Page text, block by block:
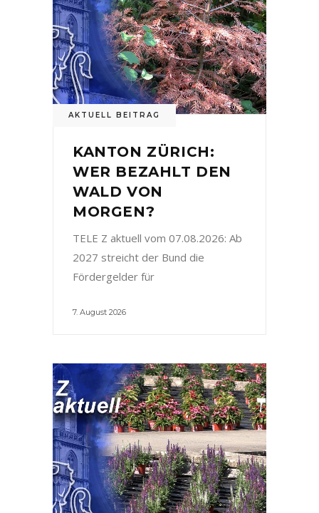
AKTUELL BEITRAG
KANTON ZÜRICH:
WER BEZAHLT DEN
WALD VON
MORGEN?
TELE Z aktuell vom 07.08.2026: Ab
2027 streicht der Bund die
Fördergelder für
7. August 2026